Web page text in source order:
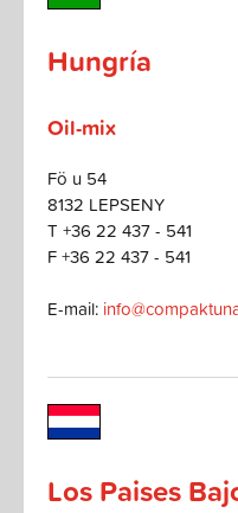
Hungría
Oil-mix
Fö u 54
8132 LEPSENY
T +36 22 437 - 541
F +36 22 437 - 541
E-mail:
Los Paises